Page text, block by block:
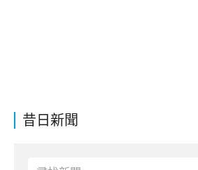
昔日新聞